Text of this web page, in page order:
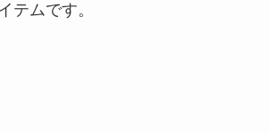
テムです。